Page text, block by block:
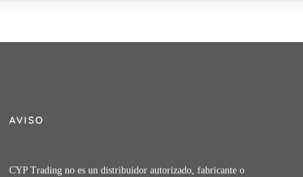
AVISO
CYP Trading no es un distribuidor autorizado, fabricante o